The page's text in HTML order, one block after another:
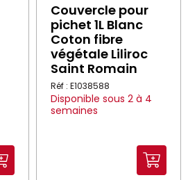
Couvercle pour
pichet 1L Blanc
Coton fibre
végétale Liliroc
Saint Romain
Réf : E1038588
Disponible sous 2 à 4
semaines